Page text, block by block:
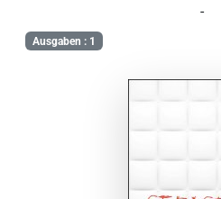
-
Ausgaben : 1